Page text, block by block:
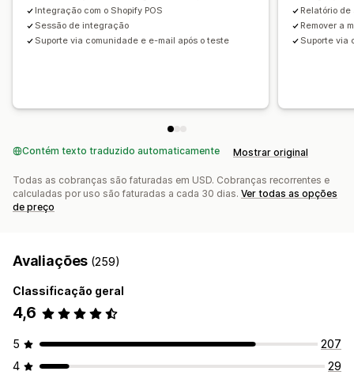
Páginas de reservas
Widget de calendário
Ingressos personalizados
Formulários personalizados
Integração com o Shopify POS
Sessão de integração
Suporte via comunidade e e-mail após o teste
Relatório
Remover a
Suporte via
Contém texto traduzido automaticamente Mostrar original
Todas as cobranças são faturadas em USD. Cobranças recorrentes e
calculadas por uso são faturadas a cada 30 dias. Ver todas as opções
de preço
Avaliações (259)
Classificação geral
4,6
5
207
4
29